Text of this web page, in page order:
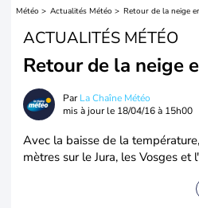
Météo Actualités Météo Retour de la neige
ACTUALITÉS MÉTÉO
Retour de la neige
ParLa Chaîne Météo
mis à jour le 18/04/16 à 15h00
Avec la baisse de la
mètres sur le Jura, les Vosges et